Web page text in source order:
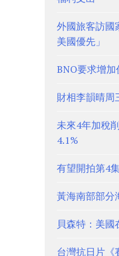
外國旅客訪國
美國優先」
BNO要求增
財相李韻晴周
未來4年加稅
4.1%
有望開拍第4
黃海南部部分
貝森特：美
台灣抗日片《